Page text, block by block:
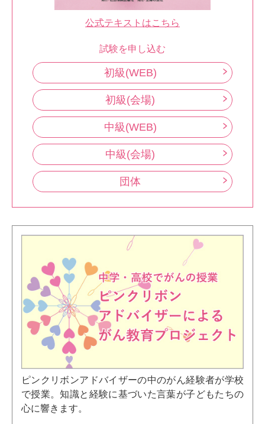
公式テキストはこちら
試験を申し込む
初級(WEB)
初級(会場)
中級(WEB)
中級(会場)
団体
ピンクリボンアドバイザーの中のがん経験者が学校
で授業。知識と経験に基づいた言葉が子どもたちの
心に響きます。